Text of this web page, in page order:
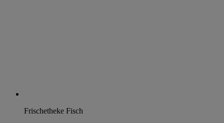
Frischetheke Fisch